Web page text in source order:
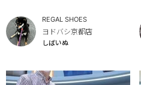
REGAL SHOES
ヨドバシ京都店
しばいぬ